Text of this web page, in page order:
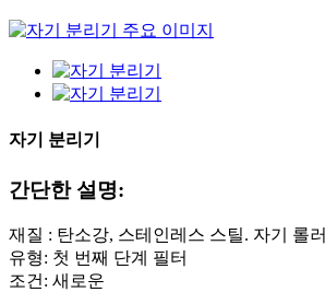
자기 분리기
간단한 설명:
재질 : 탄소강, 스테인레스 스틸. 자기 롤러
유형: 첫 번째 단계 필터
조건: 새로운